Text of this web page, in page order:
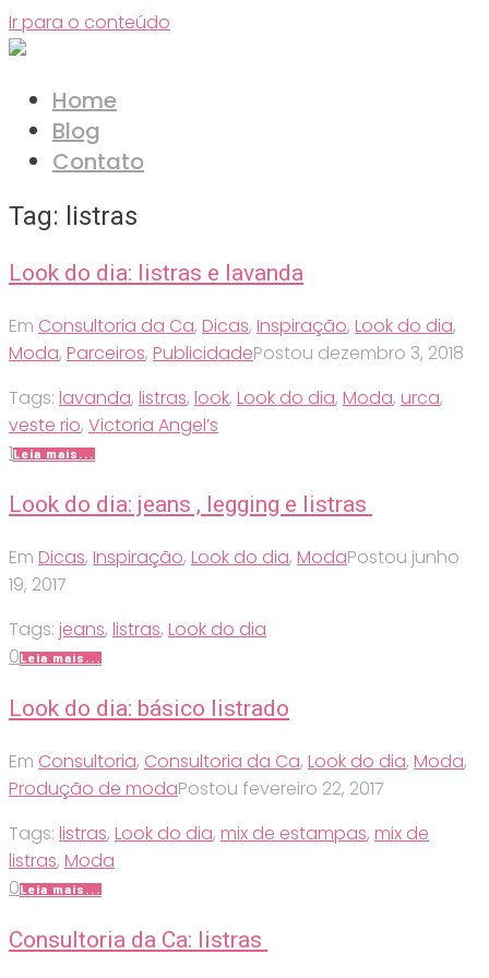
Ir para o conteúdo
Home
Blog
Contato
Tag: listras
Look do dia: listras e lavanda
Em Consultoria da Ca, Dicas, Inspiração, Look do dia,
Moda, Parceiros, PublicidadePostou dezembro 3, 2018
Tags: lavanda, listras, look, Look do dia, Moda, urca,
veste rio, Victoria Angel’s
1Leia mais...
Look do dia: jeans , legging e listras
Em Dicas, Inspiração, Look do dia, ModaPostou junho
19, 2017
Tags: jeans, listras, Look do dia
0Leia mais...
Look do dia: básico listrado
Em Consultoria, Consultoria da Ca, Look do dia, Moda,
Produção de modaPostou fevereiro 22, 2017
Tags: listras, Look do dia, mix de estampas, mix de
listras, Moda
0Leia mais...
Consultoria da Ca: listras